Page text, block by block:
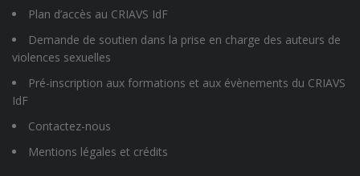
Plan d’accès au CRIAVS IdF
Demande de soutien dans la prise en charge des auteurs de
violences sexuelles
Pré-inscription aux formations et aux évènements du CRIAVS
IdF
Contactez-nous
Mentions légales et crédits